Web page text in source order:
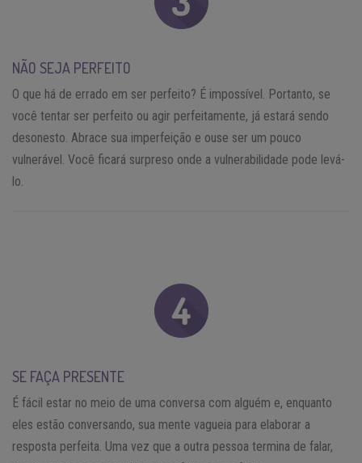
NÃO SEJA PERFEITO
O que há de errado em ser perfeito? É impossível. Portanto, se
você tentar ser perfeito ou agir perfeitamente, já estará sendo
desonesto. Abrace sua imperfeição e ouse ser um pouco
vulnerável. Você ficará surpreso onde a vulnerabilidade pode levá-
lo.
SE FAÇA PRESENTE
É fácil estar no meio de uma conversa com alguém e, enquanto
eles estão conversando, sua mente vagueia para elaborar a
resposta perfeita. Uma vez que a outra pessoa termina de falar,